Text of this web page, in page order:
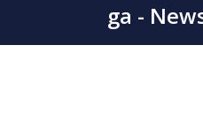
ga -